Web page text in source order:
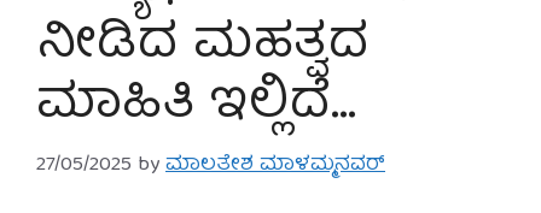
ನೀಡಿದ ಮಹತ್ವದ
ಮಾಹಿತಿ ಇಲ್ಲಿದೆ…
27/05/2025 byಮಾಲತೇಶ ಮಾಳಮ್ಮನವರ್